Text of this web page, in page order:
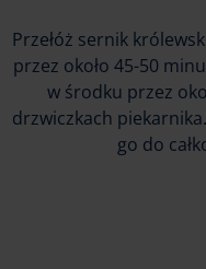
Przełóż sernik
przez około 45-50
w środku przez
drzwiczkach
go do